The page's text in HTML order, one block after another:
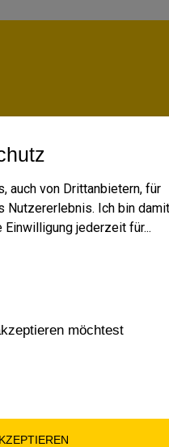
auch von Drittanbietern, für
Nutzererlebnis. Ich bin damit
jederzeit für...
möchtest